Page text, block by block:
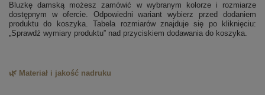
Bluzkę damską możesz zamówić w wybranym kolorze i rozmiarze
dostępnym w ofercie. Odpowiedni wariant wybierz przed dodaniem
produktu do koszyka. Tabela rozmiarów znajduje się po kliknięciu:
„Sprawdź wymiary produktu” nad przyciskiem dodawania do koszyka.
🌿 Materiał i jakość nadruku